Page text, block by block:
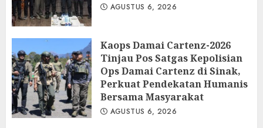
AGUSTUS 6, 2026
Kaops Damai Cartenz-2026
Tinjau Pos Satgas Kepolisian
Ops Damai Cartenz di Sinak,
Perkuat Pendekatan Humanis
Bersama Masyarakat
AGUSTUS 6, 2026